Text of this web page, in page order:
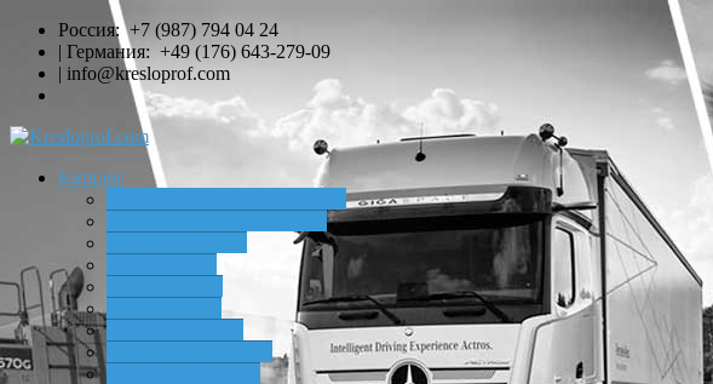
Россия:+7 (987) 794 04 24
| Германия: +49 (176) 643-279-09
| info@kresloprof.com
Каталог